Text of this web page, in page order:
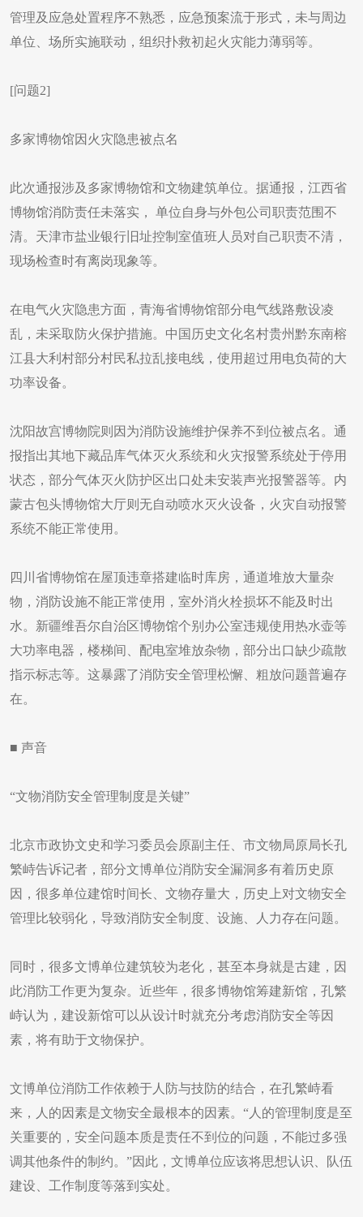
管理及应急处置程序不熟悉，应急预案流于形式，未与周边
单位、场所实施联动，组织扑救初起火灾能力薄弱等。
[问题2]
多家博物馆因火灾隐患被点名
此次通报涉及多家博物馆和文物建筑单位。据通报，江西省
博物馆消防责任未落实， 单位自身与外包公司职责范围不
清。天津市盐业银行旧址控制室值班人员对自己职责不清，
现场检查时有离岗现象等。
在电气火灾隐患方面，青海省博物馆部分电气线路敷设凌
乱，未采取防火保护措施。中国历史文化名村贵州黔东南榕
江县大利村部分村民私拉乱接电线，使用超过用电负荷的大
功率设备。
沈阳故宫博物院则因为消防设施维护保养不到位被点名。通
报指出其地下藏品库气体灭火系统和火灾报警系统处于停用
状态，部分气体灭火防护区出口处未安装声光报警器等。内
蒙古包头博物馆大厅则无自动喷水灭火设备，火灾自动报警
系统不能正常使用。
四川省博物馆在屋顶违章搭建临时库房，通道堆放大量杂
物，消防设施不能正常使用，室外消火栓损坏不能及时出
水。新疆维吾尔自治区博物馆个别办公室违规使用热水壶等
大功率电器，楼梯间、配电室堆放杂物，部分出口缺少疏散
指示标志等。这暴露了消防安全管理松懈、粗放问题普遍存
在。
■ 声音
“文物消防安全管理制度是关键”
北京市政协文史和学习委员会原副主任、市文物局原局长孔
繁峙告诉记者，部分文博单位消防安全漏洞多有着历史原
因，很多单位建馆时间长、文物存量大，历史上对文物安全
管理比较弱化，导致消防安全制度、设施、人力存在问题。
同时，很多文博单位建筑较为老化，甚至本身就是古建，因
此消防工作更为复杂。近些年，很多博物馆筹建新馆，孔繁
峙认为，建设新馆可以从设计时就充分考虑消防安全等因
素，将有助于文物保护。
文博单位消防工作依赖于人防与技防的结合，在孔繁峙看
来，人的因素是文物安全最根本的因素。“人的管理制度是至
关重要的，安全问题本质是责任不到位的问题，不能过多强
调其他条件的制约。”因此，文博单位应该将思想认识、队伍
建设、工作制度等落到实处。